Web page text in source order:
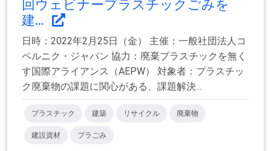
回ウェビナープラスチックごみを
建...
日時：2022年2月25日（金） 主催：一般社団法人コ
ペルニク・ジャパン 協力：廃棄プラスチックを無く
す国際アライアンス（AEPW） 対象者：プラスチッ
ク廃棄物の課題に関心がある、課題解決...
プラスチック 建築 リサイクル 廃棄物
建設資材 プラごみ